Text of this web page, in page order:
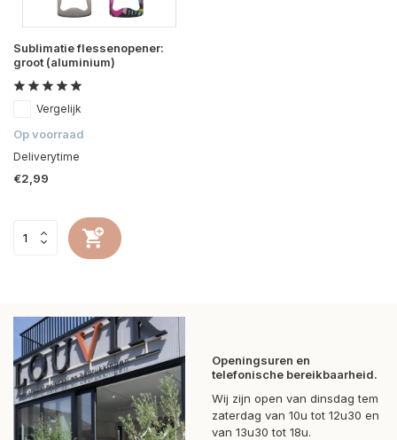
Sublimatie flessenopener:
groot (aluminium)
Vergelijk
Op voorraad
Deliverytime
€2,99
Openingsuren en
telefonische bereikbaarheid.
Wij zijn open van dinsdag tem
zaterdag van 10u tot 12u30 en
van 13u30 tot 18u.